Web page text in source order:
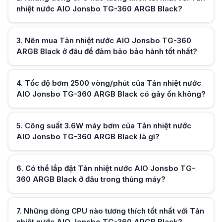
Thông thường, két nước 360mm được lắp ở mặt trên hoặc mặt trước
Những dòng CPU nào tương thích tốt nhất với Tản nhiệt nước AIO
Sản phẩm hỗ trợ đa dạng từ Intel (LGA 1700, 1200, 115X) đến AMD
Bạn nên chọn mua Tản nhiệt nước AIO Jonsbo TG-360 ARGB Black
Tốc độ bơm 2500 vòng/phút của Tản nhiệt nước AIO Jonsbo TG-360
Mặc dù có tốc độ bơm khá cao để đảm bảo lưu lượng nước, nhưng độ
Công suất 3.6W máy bơm của Tản nhiệt nước AIO Jonsbo TG-360
Đây là mức tiêu thụ điện năng rất thấp cho một máy bơm hiệu suất
Hữu ích (0)
nhiệt nước AIO Jonsbo TG-360 ARGB Black?
Hữu ích ( 0)
3. Nên mua Tản nhiệt nước AIO Jonsbo TG-360
ARGB Black ở đâu để đảm bảo bảo hành tốt nhất?
Hữu ích (0)
4. Tốc độ bơm 2500 vòng/phút của Tản nhiệt nước
AIO Jonsbo TG-360 ARGB Black có gây ồn không?
Hữu ích ( 0)
5. Công suất 3.6W máy bơm của Tản nhiệt nước
AIO Jonsbo TG-360 ARGB Black là gì?
Hữu ích (0)
6. Có thể lắp đặt Tản nhiệt nước AIO Jonsbo TG-
360 ARGB Black ở đâu trong thùng máy?
7. Những dòng CPU nào tương thích tốt nhất với Tản